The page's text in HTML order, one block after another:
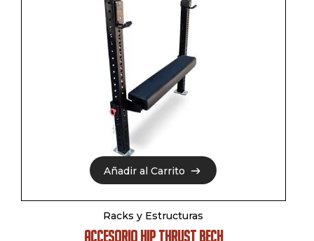
Añadir al Carrito
Añadir al Carrito
Racks y Estructuras
ACCESORIO HIP THRUST BECH